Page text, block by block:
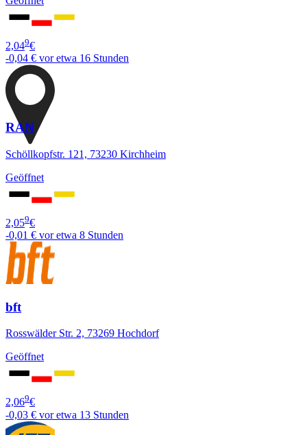
2,049€
-0,04 € vor etwa 16 Stunden
RAN
Schöllkopfstr. 121, 73230 Kirchheim
Geöffnet
2,059€
-0,01 € vor etwa 8 Stunden
bft
Rosswälder Str. 2, 73269 Hochdorf
Geöffnet
2,069€
-0,03 € vor etwa 13 Stunden